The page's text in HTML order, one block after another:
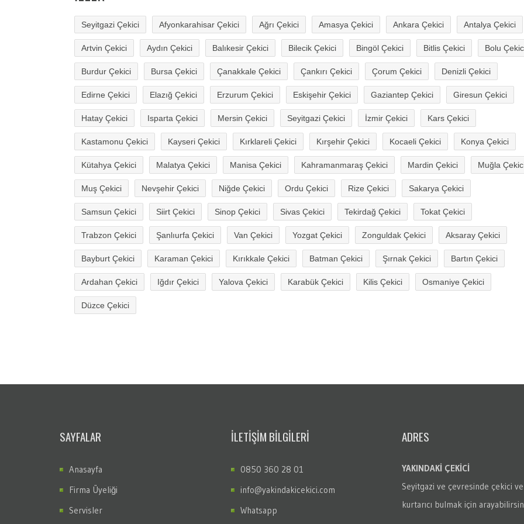
Seyitgazi Çekici Afyonkarahisar Çekici Ağrı Çekici Amasya Çekici Ankara Çekici Antalya Çekici
Artvin Çekici Aydın Çekici Balıkesir Çekici Bilecik Çekici Bingöl Çekici Bitlis Çekici Bolu
Burdur Çekici Bursa Çekici Çanakkale Çekici Çankırı Çekici Çorum Çekici Denizli Çekici
Edirne Çekici Elazığ Çekici Erzurum Çekici Eskişehir Çekici Gaziantep Çekici Giresun Çekici
Hatay Çekici Isparta Çekici Mersin Çekici Seyitgazi Çekici İzmir Çekici Kars Çekici
Kastamonu Çekici Kayseri Çekici Kırklareli Çekici Kırşehir Çekici Kocaeli Çekici Konya Çekici
Kütahya Çekici Malatya Çekici Manisa Çekici Kahramanmaraş Çekici Mardin Çekici Muğla
Muş Çekici Nevşehir Çekici Niğde Çekici Ordu Çekici Rize Çekici Sakarya Çekici
Samsun Çekici Siirt Çekici Sinop Çekici Sivas Çekici Tekirdağ Çekici Tokat Çekici
Trabzon Çekici Şanlıurfa Çekici Van Çekici Yozgat Çekici Zonguldak Çekici Aksaray Çekici
Bayburt Çekici Karaman Çekici Kırıkkale Çekici Batman Çekici Şırnak Çekici Bartın Çekici
Ardahan Çekici Iğdır Çekici Yalova Çekici Karabük Çekici Kilis Çekici Osmaniye Çekici
Düzce Çekici
SAYFALAR
Anasayfa
Firma Üyeliği
Servisler
İLETİŞİM BİLGİLERİ
0850 360 28 01
info@yakindakicekici.com
Whatsapp
ADRES
YAKINDAKİ ÇEKİCİ
Seyitgazi ve çevresinde çekici ve
kurtarıcı bulmak için